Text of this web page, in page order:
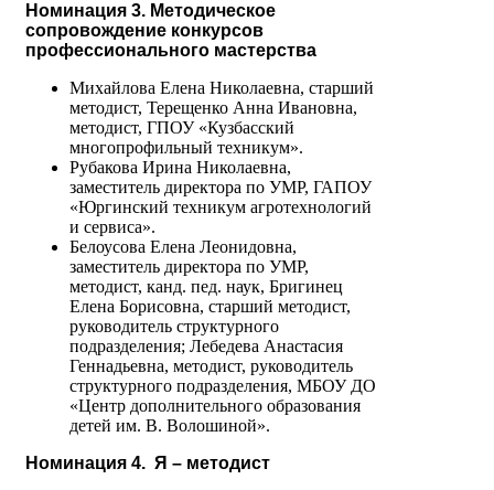
Номинация 3. Методическое
сопровождение конкурсов
профессионального мастерства
Михайлова Елена Николаевна, старший
методист, Терещенко Анна Ивановна,
методист, ГПОУ «Кузбасский
многопрофильный техникум».
Рубакова Ирина Николаевна,
заместитель директора по УМР, ГАПОУ
«Юргинский техникум агротехнологий
и сервиса».
Белоусова Елена Леонидовна,
заместитель директора по УМР,
методист, канд. пед. наук, Бригинец
Елена Борисовна, старший методист,
руководитель структурного
подразделения; Лебедева Анастасия
Геннадьевна, методист, руководитель
структурного подразделения, МБОУ ДО
«Центр дополнительного образования
детей им. В. Волошиной».
Номинация 4. Я – методист